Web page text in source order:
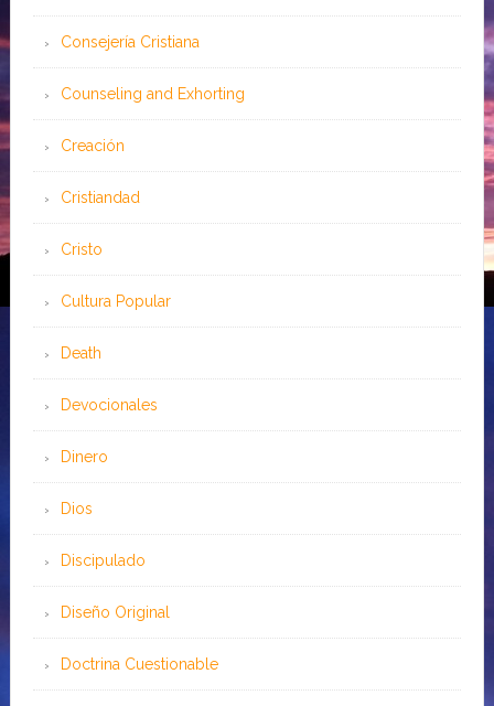
Consejería Cristiana
Counseling and Exhorting
Creación
Cristiandad
Cristo
Cultura Popular
Death
Devocionales
Dinero
Dios
Discipulado
Diseño Original
Doctrina Cuestionable